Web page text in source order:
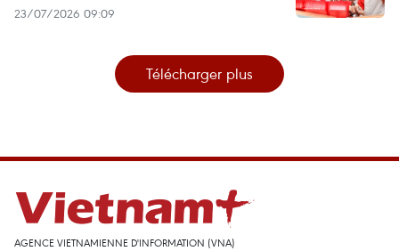
23/07/2026 09:09
Télécharger plus
AGENCE VIETNAMIENNE D'INFORMATION (VNA)